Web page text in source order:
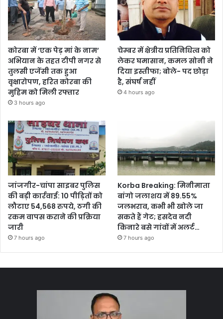
कोरबा में ‘एक पेड़ मां के नाम’
अभियान के तहत टीपी नगर से
तुलसी एजेंसी तक हुआ
वृक्षारोपण, हरित कोरबा की
मुहिम को मिली रफ्तार
3 hours ago
चेम्बर में क्षेत्रीय प्रतिनिधित्व को
लेकर घमासान, कमल सोनी ने
दिया इस्तीफा; बोले- पद छोड़ा
है, संघर्ष नहीं
4 hours ago
जांजगीर-चांपा साइबर पुलिस
की बड़ी कार्रवाई: 10 पीड़ितों को
लौटाए 54,568 रुपये, ठगी की
रकम वापस कराने की प्रक्रिया
जारी
7 hours ago
Korba Breaking: मिनीमाता
बांगो जलाशय में 89.55%
जलभराव, कभी भी खोले जा
सकते हैं गेट; हसदेव नदी
किनारे बसे गांवों में अलर्ट…
7 hours ago